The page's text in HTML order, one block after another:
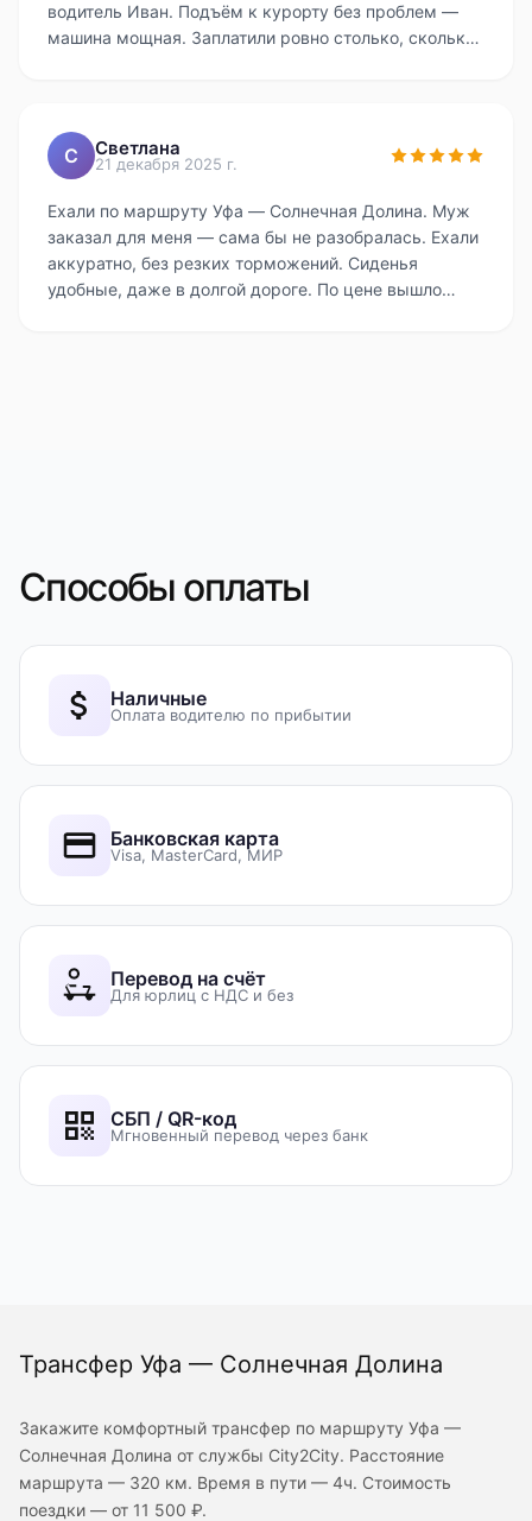
водитель Иван. Подъём к курорту без проблем —
машина мощная. Заплатили ровно столько, сколько
С Светлана
21 декабря 2025 г.
Ехали по маршруту Уфа — Солнечная Долина. Муж
заказал для меня — сама бы не разобралась. Ехали
аккуратно, без резких торможений. Сиденья
удобные, даже в долгой дороге. По цене вышло
Способы оплаты
Наличные
Оплата водителю по прибытии
Банковская карта
Visa, MasterCard, МИР
Перевод на счёт
Для юрлиц с НДС и без
СБП / QR-код
Мгновенный перевод через банк
Трансфер Уфа — Солнечная Долина
Закажите комфортный трансфер по маршруту Уфа —
Солнечная Долина от службы City2City. Расстояние
маршрута — 320 км. Время в пути — 4ч. Стоимость
поездки — от 11 500 ₽.